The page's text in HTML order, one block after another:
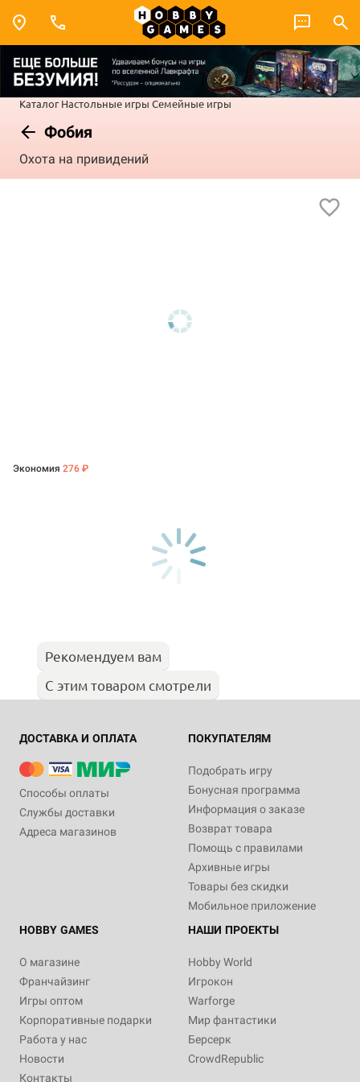
Каталог Настольные игры Семейные игры
Фобия
Охота на привидений
Экономия 276 ₽
Рекомендуем вам
С этим товаром смотрели
ДОСТАВКА И ОПЛАТА
Способы оплаты
Службы доставки
Адреса магазинов
ПОКУПАТЕЛЯМ
Подобрать игру
Бонусная программа
Информация о заказе
Возврат товара
Помощь с правилами
Архивные игры
Товары без скидки
Мобильное приложение
HOBBY GAMES
О магазине
Франчайзинг
Игры оптом
Корпоративные подарки
Работа у нас
Новости
Контакты
НАШИ ПРОЕКТЫ
Hobby World
Игрокон
Warforge
Мир фантастики
Берсерк
CrowdRepublic